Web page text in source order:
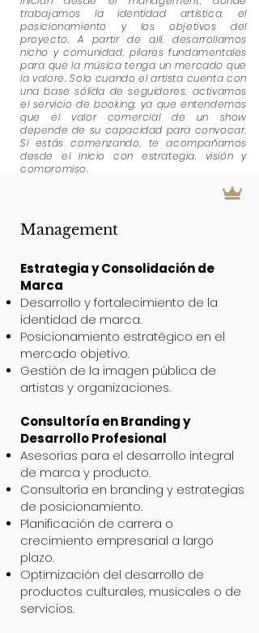
trabajamos la identidad artística, el
posicionamiento y los objetivos del
proyecto. A partir de allí, desarrollamos
nicho y comunidad, pilares fundamentales
para que la música tenga un mercado que
la valore. Solo cuando el artista cuenta con
una base sólida de seguidores, activamos
el servicio de booking, ya que entendemos
que el valor comercial de un show
depende de su capacidad para convocar.
Si estás comenzando, te acompañamos
desde el inicio con estrategia, visión y
compromiso.
Management
Estrategia y Consolidación de
Marca
Desarrollo y fortalecimiento de la
identidad de marca.
Posicionamiento estratégico en el
mercado objetivo.
Gestión de la imagen pública de
artistas y organizaciones.
Consultoría en Branding y
Desarrollo Profesional
Asesorías para el desarrollo integral
de marca y producto.
Consultoría en branding y estrategias
de posicionamiento.
Planificación de carrera o
crecimiento empresarial a largo
plazo.
Optimización del desarrollo de
productos culturales, musicales o de
servicios.